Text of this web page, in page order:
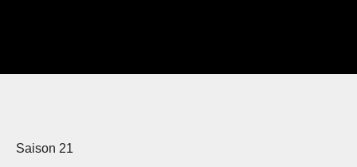
Saison 21